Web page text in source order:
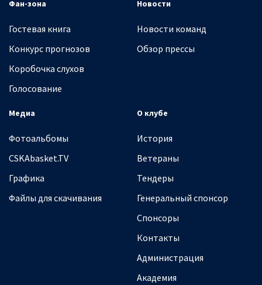
Фан-зона
Гостевая книга
Конкурс прогнозов
Коробочка слухов
Голосование
Новости
Новости команд
Обзор прессы
Медиа
Фотоальбомы
CSKAbasket.TV
Графика
Файлы для скачивания
О клубе
История
Ветераны
Тендеры
Генеральный спонсор
Спонсоры
Контакты
Администрация
Академия